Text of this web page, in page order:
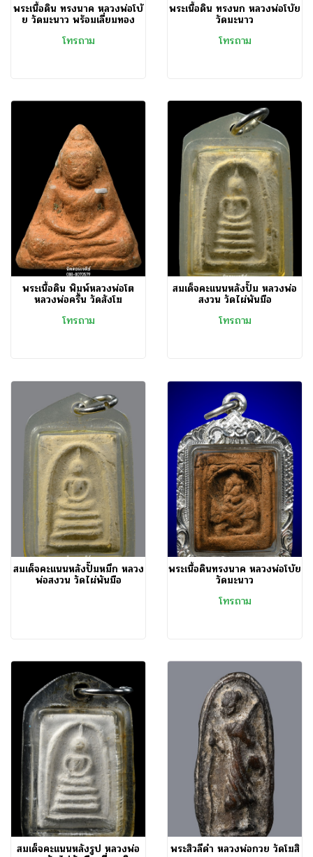
พระเนื้อดิน ทรงนาค หลวงพ่อโบ้
ย วัดมะนาว พร้อมเลี่ยมทอง
โทรถาม
พระเนื้อดิน ทรงนก หลวงพ่อโบ้ย
วัดมะนาว
โทรถาม
พระเนื้อดิน พิมพ์หลวงพ่อโต
หลวงพ่อครื้น วัดสังโฆ
โทรถาม
สมเด็จคะแนนหลังปั๊ม หลวงพ่อ
สงวน วัดไผ่พันมือ
โทรถาม
สมเด็จคะแนนหลังปั๊มหมึก หลวง
พ่อสงวน วัดไผ่พันมือ
พระเนื้อดินทรงนาค หลวงพ่อโบ้ย
วัดมะนาว
โทรถาม
สมเด็จคะแนนหลังรูป หลวงพ่อ พระสิวลีดำ หลวงพ่อกวย วัดโฆสิ